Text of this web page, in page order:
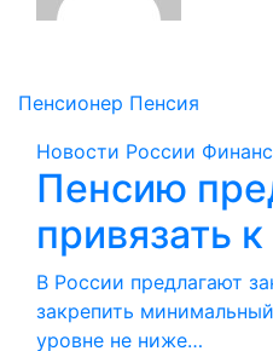
Пенсионер Пенсия
Новости России
Пенсию
привязать
В России предлагают
закрепить
уровне не ниже…